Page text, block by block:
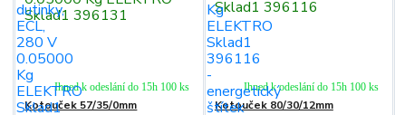
Kotouček 57/35/0mm
Ihned k odeslání do 15h 100 ks
Kotouček 80/30/12mm
Ihned k odeslání do 15h 100 ks